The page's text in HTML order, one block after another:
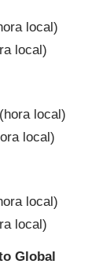
local)
local)
local)
local)
local)
local)
Global